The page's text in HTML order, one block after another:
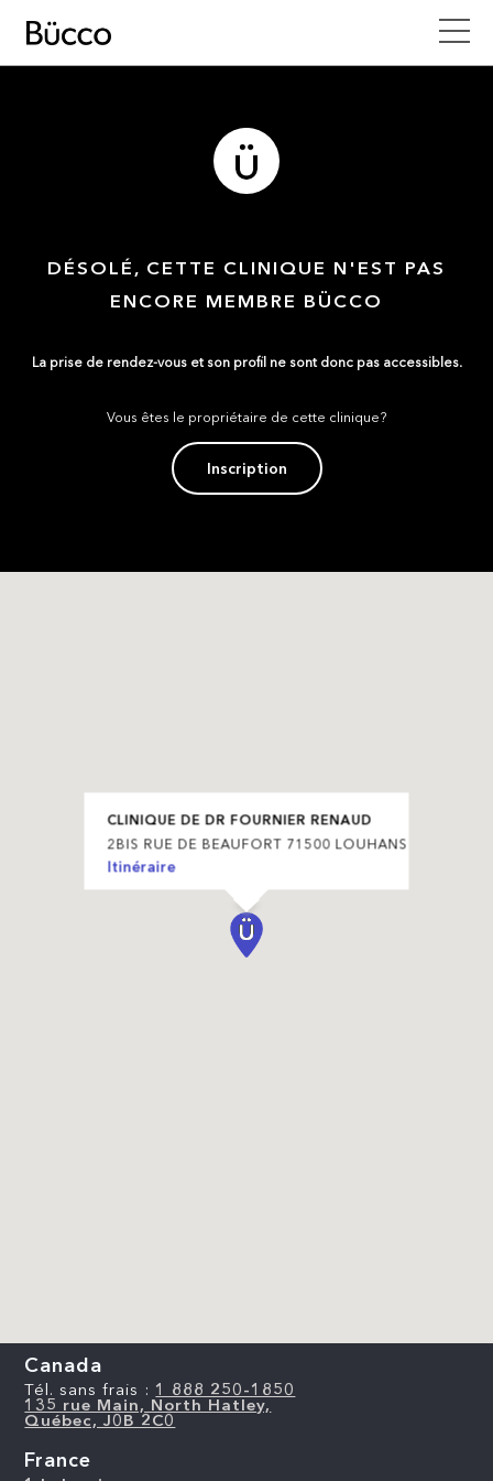
DÉSOLÉ, CETTE CLINIQUE N'EST PAS
ENCORE MEMBRE BÜCCO
La prise de rendez-vous et son profil ne sont donc pas accessibles.
Vous êtes le propriétaire de cette clinique?
Inscription
CLINIQUE DE DR FOURNIER RENAUD
2BIS RUE DE BEAUFORT 71500 LOUHANS
Itinéraire
Canada
Tél. sans frais : 1 888 250-1850
135 rue Main, North Hatley,
Québec, J0B 2C0
France